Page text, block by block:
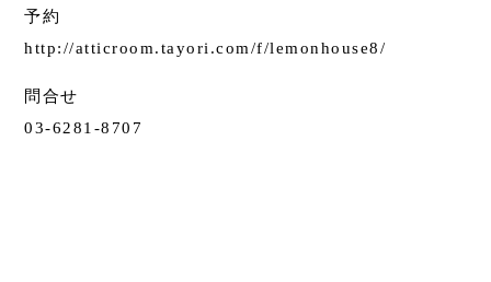
予約
http://atticroom.tayori.com/f/lemonhouse8/
問合せ
03-6281-8707